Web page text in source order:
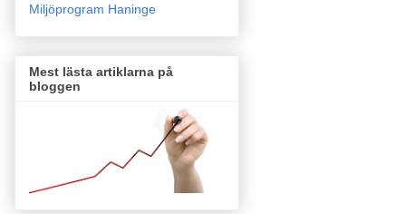
Miljöprogram Haninge
Mest lästa artiklarna på
bloggen